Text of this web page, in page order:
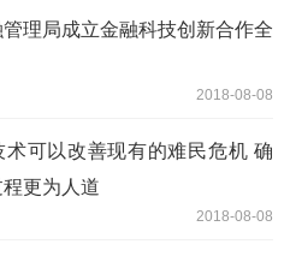
理局成立金融科技创新合作全
2018-08-08
术可以改善现有的难民危机 确
更为人道
2018-08-08